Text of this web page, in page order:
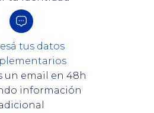
tus datos
un email en 48h
información